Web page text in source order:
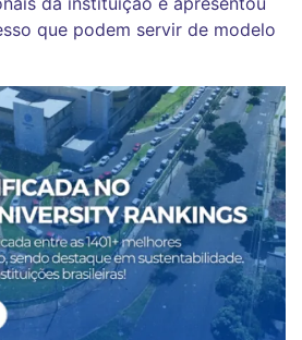
que podem servir de modelo